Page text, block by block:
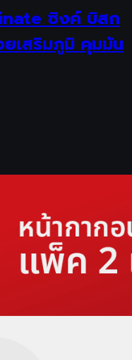
ซิงค์ บิสก
เสริมภูมิ คุมมัน